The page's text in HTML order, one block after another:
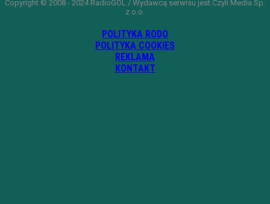
Copyright © 2008 - 2024 RadioGOL / Wydawcą serwisu jest Czyli Media Sp.
z o.o.
POLITYKA RODO
POLITYKA COOKIES
REKLAMA
KONTAKT